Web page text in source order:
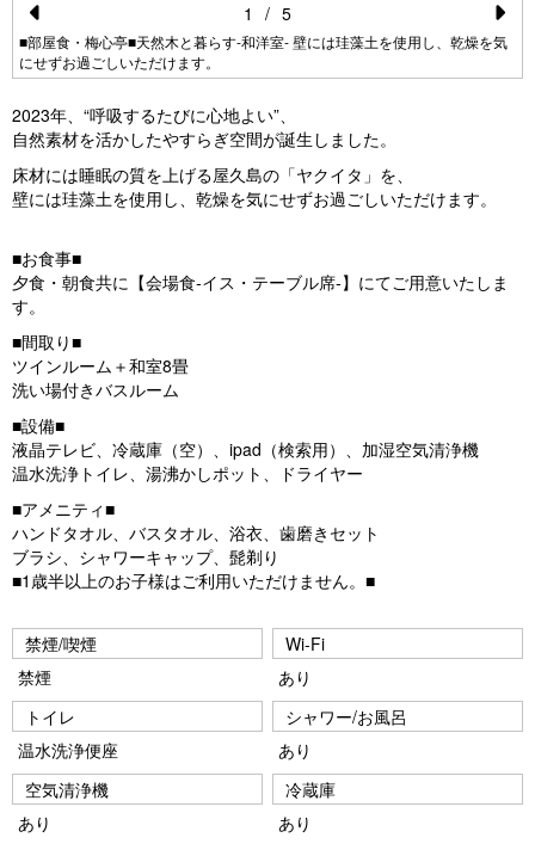
Pr
e
vi
o
u
■部屋食・梅心亭■天然木と暮らす‐和洋室‐ 壁には珪藻土を使用し、乾燥を気
にせずお過ごしいただけます。
N
e
1 / 5
2023年、“呼吸するたびに心地よい”、
自然素材を活かしたやすらぎ空間が誕生しました。
床材には睡眠の質を上げる屋久島の「ヤクイタ」を、
壁には珪藻土を使用し、乾燥を気にせずお過ごしいただけます。
■お食事■
夕食・朝食共に【会場食‐イス・テーブル席‐】にてご用意いたしま
す。
■間取り■
ツインルーム＋和室8畳
洗い場付きバスルーム
■設備■
液晶テレビ、冷蔵庫（空）、ipad（検索用）、加湿空気清浄機
温水洗浄トイレ、湯沸かしポット、ドライヤー
■アメニティ■
ハンドタオル、バスタオル、浴衣、歯磨きセット
ブラシ、シャワーキャップ、髭剃り
■1歳半以上のお子様はご利用いただけません。■
禁煙/喫煙
禁煙
Wi-Fi
あり
トイレ
温水洗浄便座
シャワー/お風呂
あり
空気清浄機
あり
冷蔵庫
あり